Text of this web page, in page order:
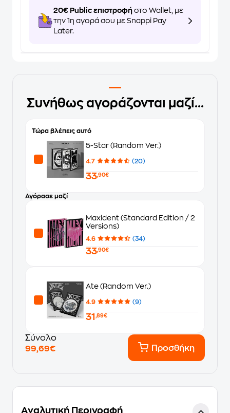
20€ Public επιστροφή στο Wallet, με
την 1η αγορά σου με Snappi Pay
Later.
Συνήθως αγοράζονται μαζί...
Τώρα βλέπεις αυτό
5-Star (Random Ver.)
4.7 (20)
33,90€
Αγόρασε μαζί
Maxident (Standard Edition / 2
Versions)
4.6 (34)
33,90€
Ate (Random Ver.)
4.9 (9)
31 ,89€
Σύνολο
99,69€
Προσθήκη
Αναλυτική Περιγραφή